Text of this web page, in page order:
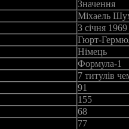
Значення
Міхаель
3 січня 1969
Гюрт-
Німець
Формула‑1
7 титулів
91
155
68
77